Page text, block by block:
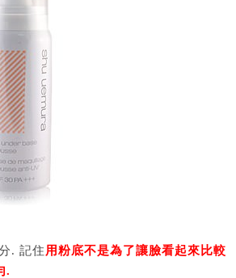
. 記住 用粉底不是為了讓臉看起來比較
.